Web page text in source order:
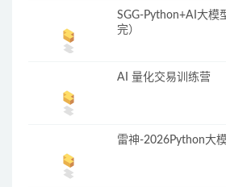
SGG-Python+AI大模
完）
AI 量化交易训练营
雷神-2026Python大